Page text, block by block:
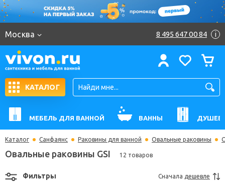
Москва 8 495 647 00 84 i
КАТАЛОГ
МЕБЕЛЬ ДЛЯ ВАННОЙ ВАННЫ
Каталог Санфаянс Раковины для ванной Овальные раковины
Овальные раковины GSI 12 товаров
Фильтры Сначала дешевле